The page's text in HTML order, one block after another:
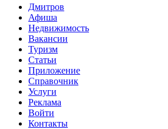
Дмитров
Афиша
Недвижимость
Вакансии
Туризм
Статьи
Приложение
Справочник
Услуги
Реклама
Войти
Контакты